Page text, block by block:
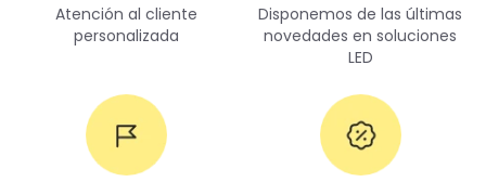
Atención al cliente
personalizada
Disponemos de las últimas
novedades en soluciones
LED